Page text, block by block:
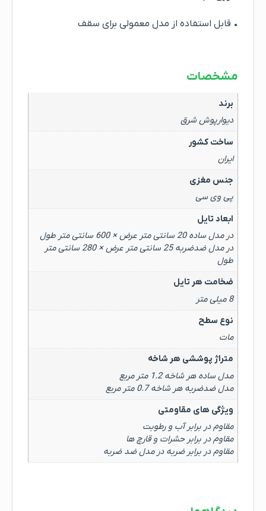
• قابل استفاده از مدل معمولی برای سقف
مشخصات
برند
دیوارپوش شرق
ساخت کشور
ایران
جنس مغزی
پی وی سی
ابعاد تایل
در مدل ساده 20 سانتی متر عرض × 600 سانتی متر طول
در مدل ضدضربه 25 سانتی متر عرض × 280 سانتی متر
طول
ضخامت هر تایل
8 میلی متر
نوع سطح
مات
متراژ پوششی هر شاخه
مدل ساده هر شاخه 1.2 متر مربع
مدل ضدضربه هر شاخه 0.7 متر مربع
ویژگی های مقاومتی
مقاوم در برابر آب و رطوبت
مقاوم در برابر حشرات و قارچ ها
مقاوم در برابر ضربه در مدل ضد ضربه